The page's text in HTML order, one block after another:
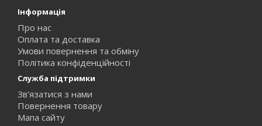
Інформація
Про нас
Оплата та доставка
Умови повернення та обміну
Політика конфіденційності
Служба підтримки
Зв’язатися з нами
Повернення товару
Мапа сайту